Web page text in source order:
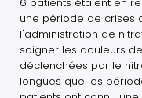
une période de crises
l'administration de
soigner les douleurs
déclenchées par le
longues que les